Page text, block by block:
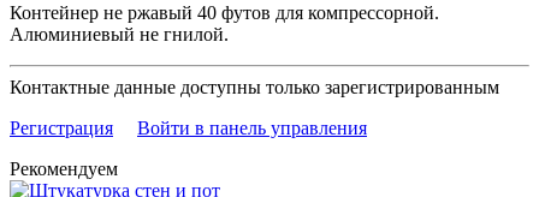
Контейнер не ржавый 40 футов для компрессорной.
Алюминиевый не гнилой.
Контактные данные доступны только зарегистрированным
Регистрация
Войти в панель управления
Рекомендуем